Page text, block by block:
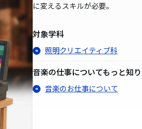
に変えるスキルが必要。
対象学科
照明クリエイティブ科
音楽の仕事についてもっと知
音楽のお仕事について